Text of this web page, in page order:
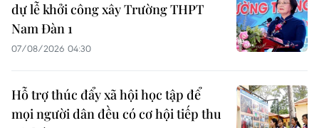
dự lễ khởi công xây Trường THPT
Nam Đàn 1
07/08/2026 04:30
Hỗ trợ thúc đẩy xã hội học tập để
mọi người dân đều có cơ hội tiếp thu